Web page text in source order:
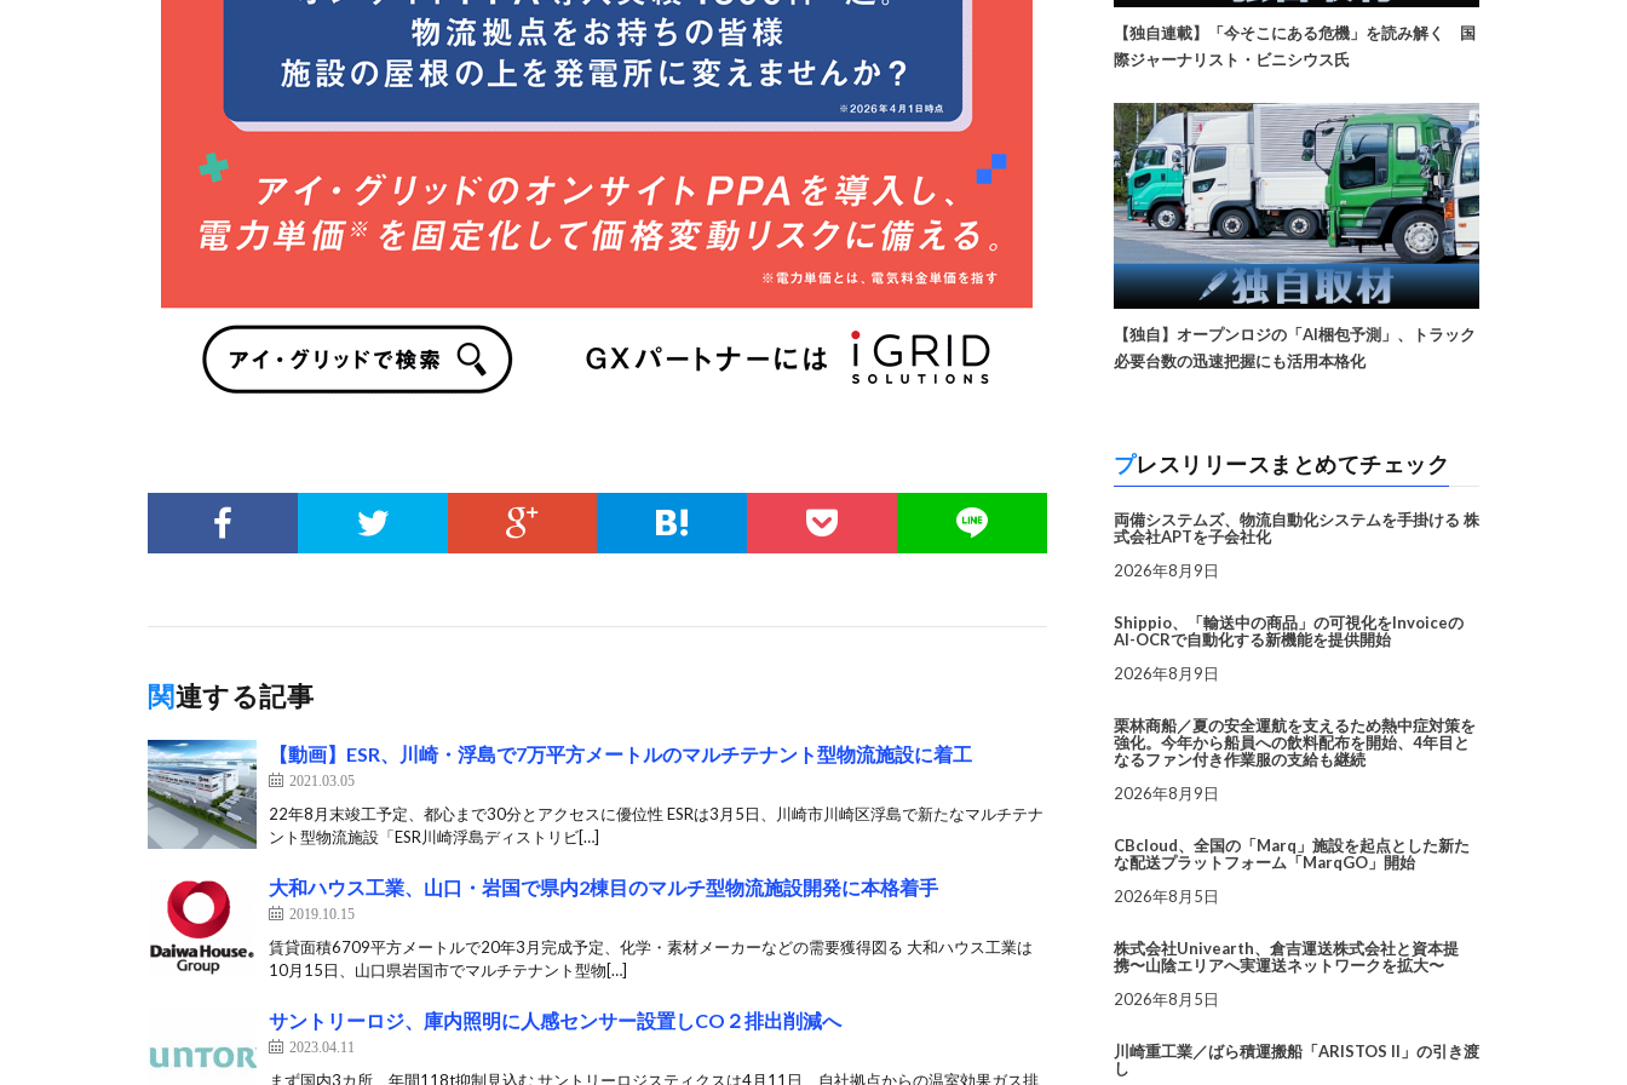
関連する記事
【動画】ESR、川崎・浮島で7万平方メートルのマルチテナント型物流施設に着工
2021.03.05
22年8月末竣工予定、都心まで30分とアクセスに優位性 ESRは3月5日、川崎市川崎区浮島で新たなマルチテナ
ント型物流施設「ESR川崎浮島ディストリビ[…]
大和ハウス工業、山口・岩国で県内2棟目のマルチ型物流施設開発に本格着手
2019.10.15
賃貸面積6709平方メートルで20年3月完成予定、化学・素材メーカーなどの需要獲得図る 大和ハウス工業は
10月15日、山口県岩国市でマルチテナント型物[…]
サントリーロジ、庫内照明に人感センサー設置しCO２排出削減へ
2023.04.11
まず国内3カ所、年間118t抑制見込む サントリーロジスティクスは4月11日、自社拠点からの温室効果ガス排
【独自連載】「今そこにある危機」を読み解く 国
際ジャーナリスト・ビニシウス氏
【独自】オープンロジの「AI梱包予測」、トラック
必要台数の迅速把握にも活用本格化
プレスリリースまとめてチェック
両備システムズ、物流自動化システムを手掛ける 株
式会社APTを子会社化
2026年8月9日
Shippio、「輸送中の商品」の可視化をInvoiceの
AI-OCRで自動化する新機能を提供開始
2026年8月9日
栗林商船／夏の安全運航を支えるため熱中症対策を
強化。今年から船員への飲料配布を開始、4年目と
なるファン付き作業服の支給も継続
2026年8月9日
CBcloud、全国の「Marq」施設を起点とした新た
な配送プラットフォーム「MarqGO」開始
2026年8月5日
株式会社Univearth、倉吉運送株式会社と資本提
携〜山陰エリアへ実運送ネットワークを拡大〜
2026年8月5日
川崎重工業／ばら積運搬船「ARISTOS II」の引き渡
し